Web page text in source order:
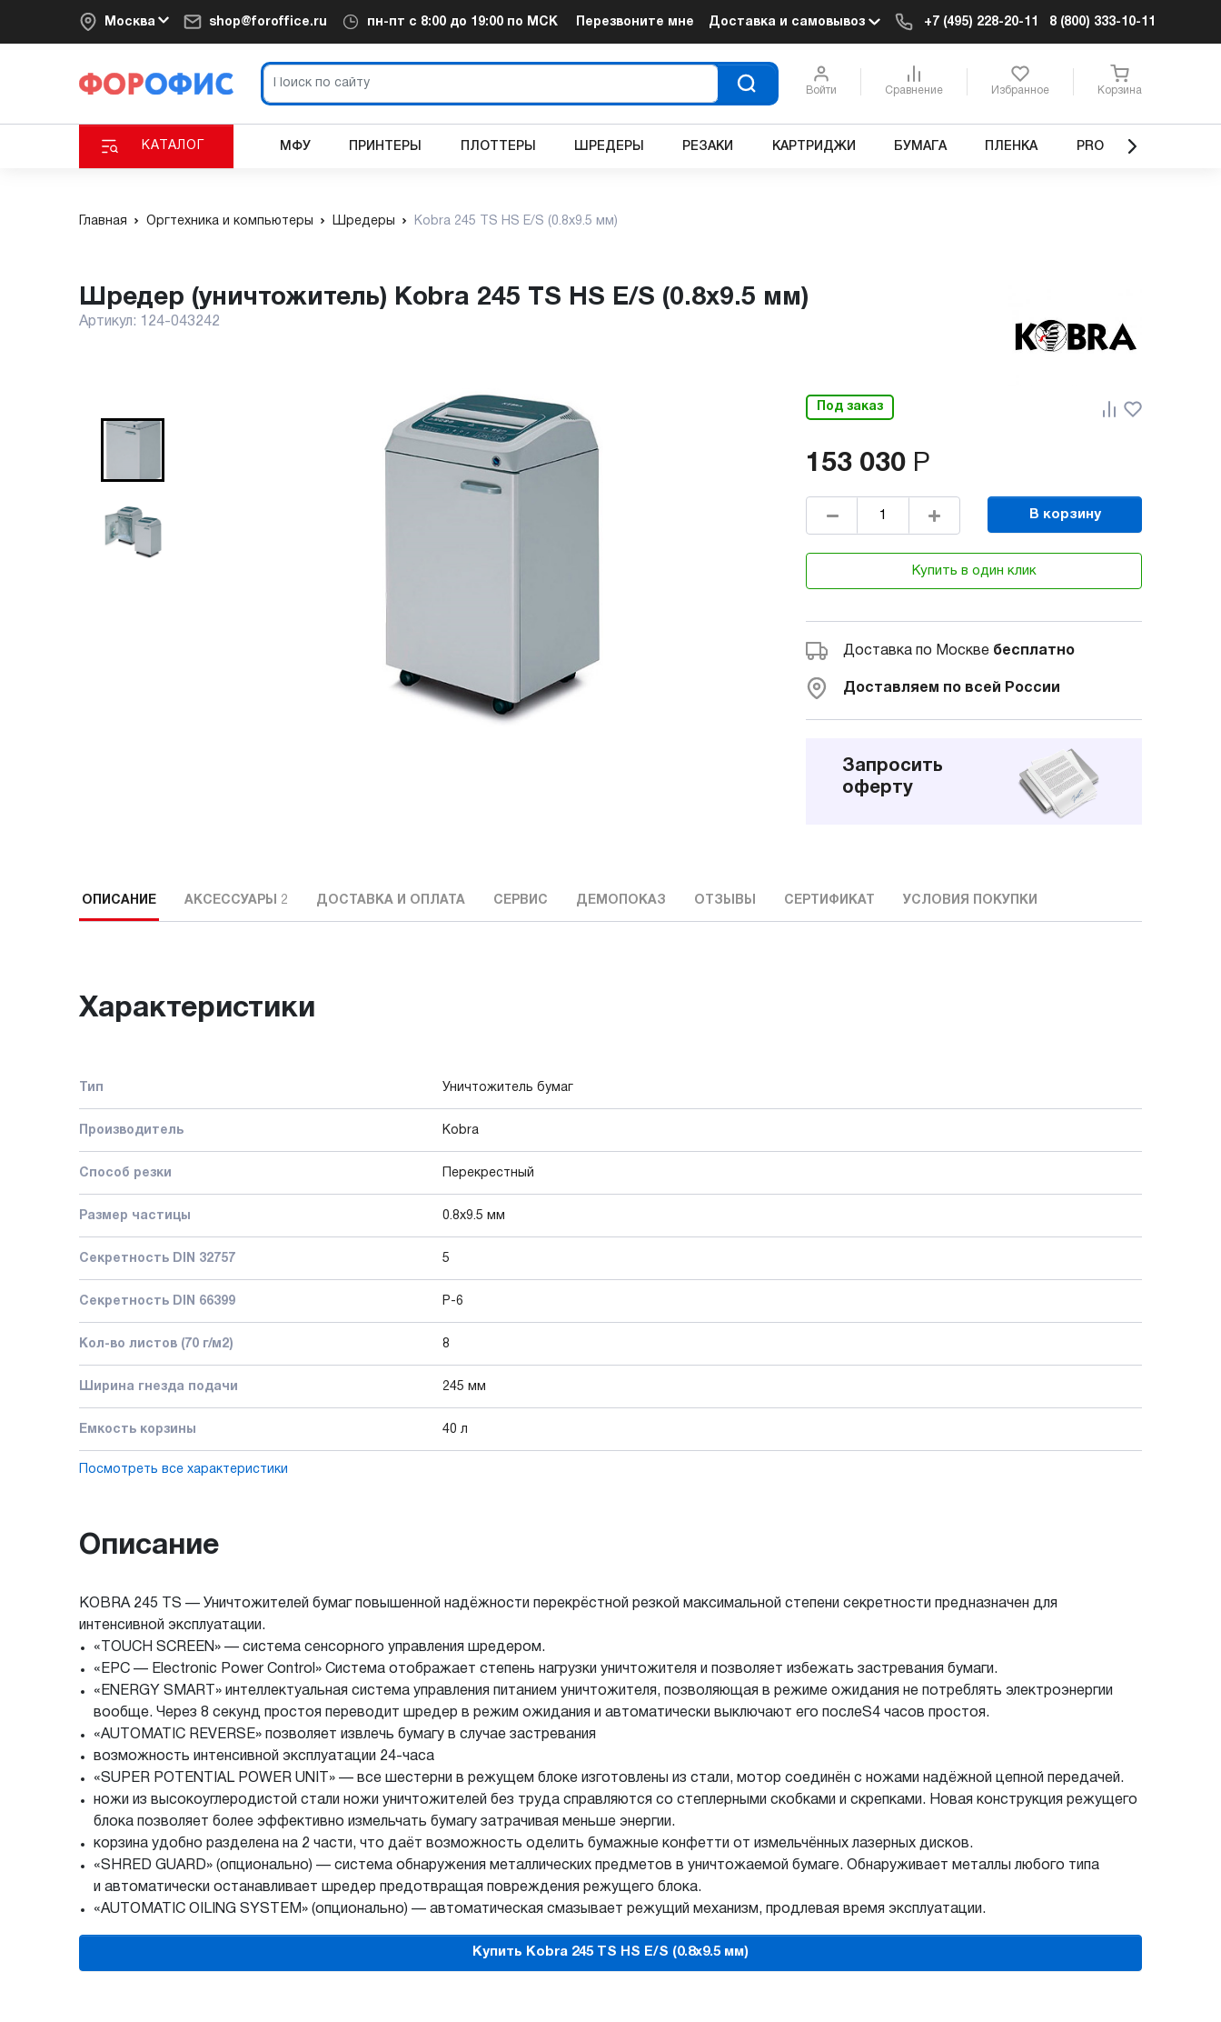
Москва shop@foroffice.ru пн-пт с 8:00 до 19:00 по МСК Перезвоните мне Доставка и самовывоз +7 (495) 228-20-11 8 (800) 333-10-11
Войти Сравнение Избранное Корзина
КАТАЛОГ МФУ ПРИНТЕРЫ ПЛОТТЕРЫ ШРЕДЕРЫ РЕЗАКИ КАРТРИДЖИ БУМАГА ПЛЕНКА PRO
Главная Оргтехника и компьютеры Шредеры Kobra 245 TS HS E/S (0.8x9.5 мм)
Шредер (уничтожитель) Kobra 245 TS HS E/S (0.8x9.5 мм)
Артикул: 124-043242
Под заказ
153 030 Р
В корзину
Купить в один клик
Доставка по Москве бесплатно
Доставляем по всей России
Запросить
оферту
ОПИСАНИЕ АКСЕССУАРЫ 2 ДОСТАВКА И ОПЛАТА СЕРВИС ДЕМОПОКАЗ ОТЗЫВЫ СЕРТИФИКАТ УСЛОВИЯ ПОКУПКИ
Характеристики
Тип Уничтожитель бумаг
Производитель Kobra
Способ резки Перекрестный
Размер частицы 0.8x9.5 мм
Секретность DIN 32757 5
Секретность DIN 66399 P-6
Кол-во листов (70 г/м2) 8
Ширина гнезда подачи 245 мм
Емкость корзины 40 л
Посмотреть все характеристики
Описание
KOBRA 245 TS — Уничтожителей бумаг повышенной надёжности перекрёстной резкой максимальной степени секретности предназначен для
интенсивной эксплуатации.
«TOUCH SCREEN» — система сенсорного управления шредером.
«EPC — Electronic Power Control» Система отображает степень нагрузки уничтожителя и позволяет избежать застревания бумаги.
«ENERGY SMART» интеллектуальная система управления питанием уничтожителя, позволяющая в режиме ожидания не потреблять электроэнергии
вообще. Через 8 секунд простоя переводит шредер в режим ожидания и автоматически выключают его послеS4 часов простоя.
«AUTOMATIC REVERSE» позволяет извлечь бумагу в случае застревания
возможность интенсивной эксплуатации 24-часа
«SUPER POTENTIAL POWER UNIT» — все шестерни в режущем блоке изготовлены из стали, мотор соединён с ножами надёжной цепной передачей.
ножи из высокоуглеродистой стали ножи уничтожителей без труда справляются со степлерными скобками и скрепками. Новая конструкция режущего
блока позволяет более эффективно измельчать бумагу затрачивая меньше энергии.
корзина удобно разделена на 2 части, что даёт возможность оделить бумажные конфетти от измельчённых лазерных дисков.
«SHRED GUARD» (опционально) — система обнаружения металлических предметов в уничтожаемой бумаге. Обнаруживает металлы любого типа
и автоматически останавливает шредер предотвращая повреждения режущего блока.
«AUTOMATIC OILING SYSTEM» (опционально) — автоматическая смазывает режущий механизм, продлевая время эксплуатации.
Купить Kobra 245 TS HS E/S (0.8x9.5 мм)